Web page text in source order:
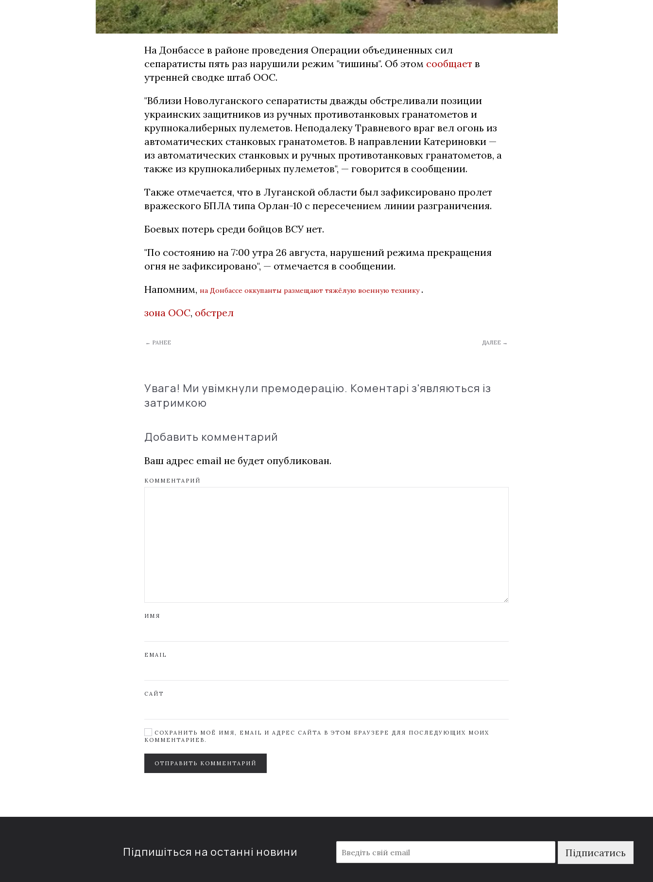
На Донбассе в районе проведения Операции объединенных сил
сепаратисты пять раз нарушили режим "тишины". Об этом сообщает в
утренней сводке штаб ООС.
"Вблизи Новолуганского сепаратисты дважды обстреливали позиции
украинских защитников из ручных противотанковых гранатометов и
крупнокалиберных пулеметов. Неподалеку Травневого враг вел огонь из
автоматических станковых гранатометов. В направлении Катериновки —
из автоматических станковых и ручных противотанковых гранатометов, а
также из крупнокалиберных пулеметов", — говорится в сообщении.
Также отмечается, что в Луганской области был зафиксировано пролет
вражеского БПЛА типа Орлан-10 с пересечением линии разграничения.
Боевых потерь среди бойцов ВСУ нет.
"По состоянию на 7:00 утра 26 августа, нарушений режима прекращения
огня не зафиксировано", — отмечается в сообщении.
Напомним, на Донбассе оккупанты размещают тяжёлую военную технику .
зона ООС, обстрел
← РАНЕЕ ДАЛЕЕ →
Увага! Ми увімкнули премодерацію. Коментарі з'являються із
затримкою
Добавить комментарий
Ваш адрес email не будет опубликован.
КОММЕНТАРИЙ
ИМЯ
EMAIL
САЙТ
СОХРАНИТЬ МОЁ ИМЯ, EMAIL И АДРЕС САЙТА В ЭТОМ БРАУЗЕРЕ ДЛЯ ПОСЛЕДУЮЩИХ МОИХ
КОММЕНТАРИЕВ.
ОТПРАВИТЬ КОММЕНТАРИЙ
Підпишіться на останні новини
m
a
Підписатись